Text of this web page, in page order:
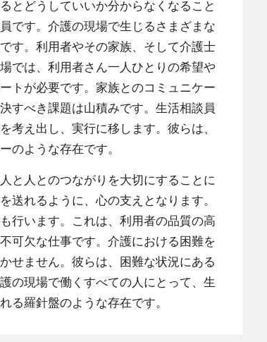
とどうしていいか分からなくなること
です。介護の現場で生じるさまざまな
す。利用者やその家族、そして介護士
では、利用者さん一人ひとりの希望や
トが必要です。家族とのコミュニケー
すべき課題は山積みです。生活相談員
考え出し、実行に移します。彼らは、
のような存在です。
と人とのつながりを大切にすることに
送れるように、心の支えとなります。
行います。これは、利用者の品質の高
可欠な仕事です。介護における困難を
せません。彼らは、困難な状況にある
の現場で働くすべての人にとって、生
る羅針盤のような存在です。